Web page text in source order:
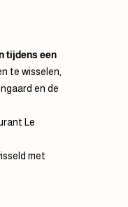
tijdens een
te wisselen,
en de
Le
met